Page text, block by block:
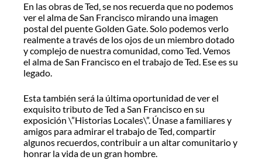
En las obras de Ted, se nos recuerda que no podemos
ver el alma de San Francisco mirando una imagen
postal del puente Golden Gate. Solo podemos verlo
realmente a través de los ojos de un miembro dotado
y complejo de nuestra comunidad, como Ted. Vemos
el alma de San Francisco en el trabajo de Ted. Ese es su
legado.
Esta también será la última oportunidad de ver el
exquisito tributo de Ted a San Francisco en su
exposición \”Historias Locales\”. Únase a familiares y
amigos para admirar el trabajo de Ted, compartir
algunos recuerdos, contribuir a un altar comunitario y
honrar la vida de un gran hombre.